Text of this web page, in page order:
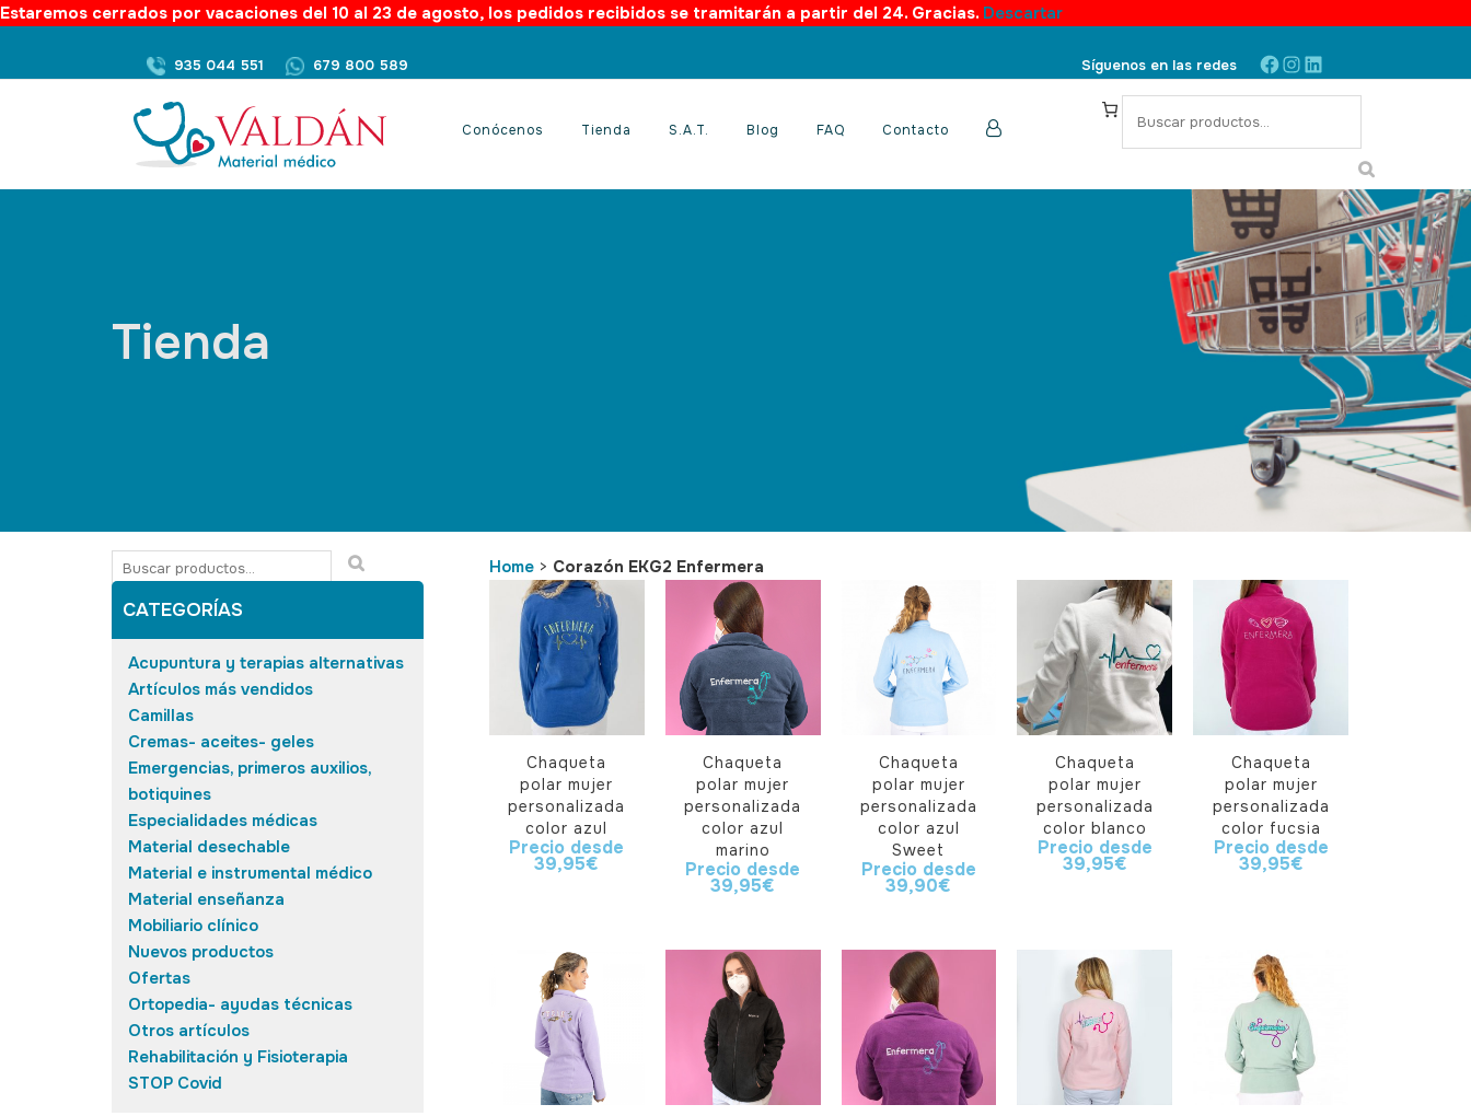
Estaremos cerrados por vacaciones del 10 al 23 de agosto, los pedidos recibidos se tramitarán a partir del 24. Gracias. Descartar
935 044 551 679 800 589 Síguenos en las redes
Conócenos Tienda S.A.T. Blog FAQ Contacto
Tienda
CATEGORÍAS
Acupuntura y terapias alternativas
Artículos más vendidos
Camillas
Cremas- aceites- geles
Emergencias, primeros auxilios,
botiquines
Especialidades médicas
Material desechable
Material e instrumental médico
Material enseñanza
Mobiliario clínico
Nuevos productos
Ofertas
Ortopedia- ayudas técnicas
Otros artículos
Rehabilitación y Fisioterapia
STOP Covid
Home > Corazón EKG2 Enfermera
Chaqueta
polar mujer
personalizada
color azul
Precio desde
39,95€
Chaqueta
polar mujer
personalizada
color azul
marino
Precio desde
39,95€
Chaqueta
polar mujer
personalizada
color azul
Sweet
Precio desde
39,90€
Chaqueta
polar mujer
personalizada
color blanco
Precio desde
39,95€
Chaqueta
polar mujer
personalizada
color fucsia
Precio desde
39,95€